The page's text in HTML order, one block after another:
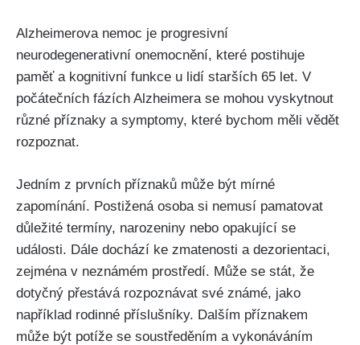
Alzheimerova nemoc je progresivní
neurodegenerativní onemocnění, které postihuje
paměť a kognitivní funkce u lidí starších 65 let. V
počátečních fázích Alzheimera se mohou vyskytnout
různé příznaky a symptomy, které bychom měli vědět
rozpoznat.
Jedním z prvních příznaků může být mírné
zapomínání. Postižená osoba si nemusí pamatovat
důležité termíny, narozeniny nebo opakující se
události. Dále dochází ke zmatenosti a dezorientaci,
zejména v neznámém prostředí. Může se stát, že
dotyčný přestává rozpoznávat své známé, jako
například rodinné příslušníky. Dalším příznakem
může být potíže se soustředěním a vykonáváním